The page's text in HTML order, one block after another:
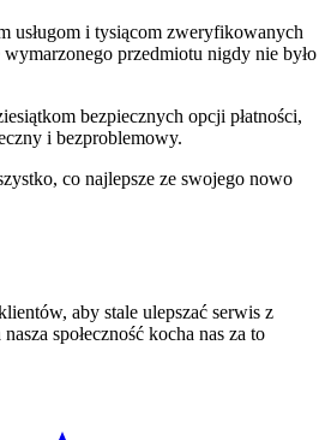
usługom i tysiącom zweryfikowanych
przedmiotu nigdy nie było
bezpiecznych opcji płatności,
i bezproblemowy.
co najlepsze ze swojego nowo
aby stale ulepszać serwis z
społeczność kocha nas za to